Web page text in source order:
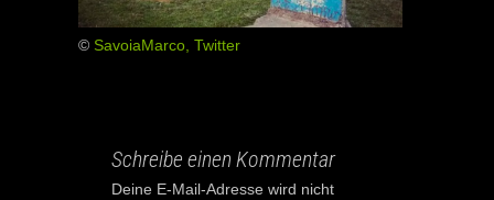
© SavoiaMarco, Twitter
Schreibe einen Kommentar
Deine E-Mail-Adresse wird nicht